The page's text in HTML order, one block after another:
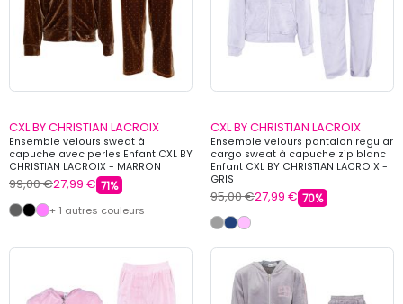
CXL BY CHRISTIAN LACROIX
Ensemble velours sweat à
capuche avec perles Enfant CXL BY
CHRISTIAN LACROIX - MARRON
99,00 €27,99 € 71%
+ 1 autres couleurs
CXL BY CHRISTIAN LACROIX
Ensemble velours pantalon regular
cargo sweat à capuche zip blanc
Enfant CXL BY CHRISTIAN LACROIX -
GRIS
95,00 €27,99 € 70%